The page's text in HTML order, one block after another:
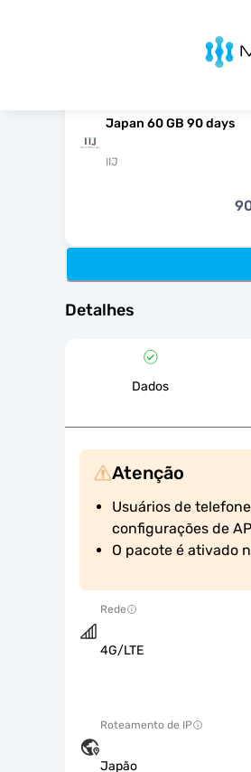
Japan 60 GB 90 days
IIJ
Detalhes
Dados
Atenção
Usuários de
configurações de
O pacote é ativado
Rede
4G/LTE
Roteamento de IP
Japão